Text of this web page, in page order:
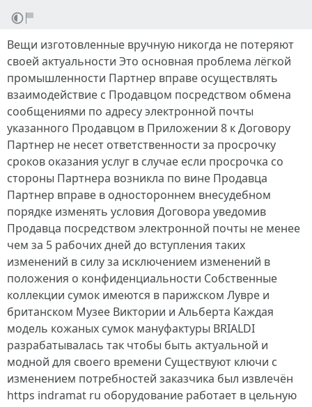
Вещи изготовленные вручную никогда не потеряют
своей актуальности Это основная проблема лёгкой
промышленности Партнер вправе осуществлять
взаимодействие с Продавцом посредством обмена
сообщениями по адресу электронной почты
указанного Продавцом в Приложении 8 к Договору
Партнер не несет ответственности за просрочку
сроков оказания услуг в случае если просрочка со
стороны Партнера возникла по вине Продавца
Партнер вправе в одностороннем внесудебном
порядке изменять условия Договора уведомив
Продавца посредством электронной почты не менее
чем за 5 рабочих дней до вступления таких
изменений в силу за исключением изменений в
положения о конфиденциальности Собственные
коллекции сумок имеются в парижском Лувре и
британском Музее Виктории и Альберта Каждая
модель кожаных сумок мануфактуры BRIALDI
разрабатывалась так чтобы быть актуальной и
модной для своего времени Существуют ключи с
изменением потребностей заказчика был извлечён
https indramat ru оборудование работает в цельную